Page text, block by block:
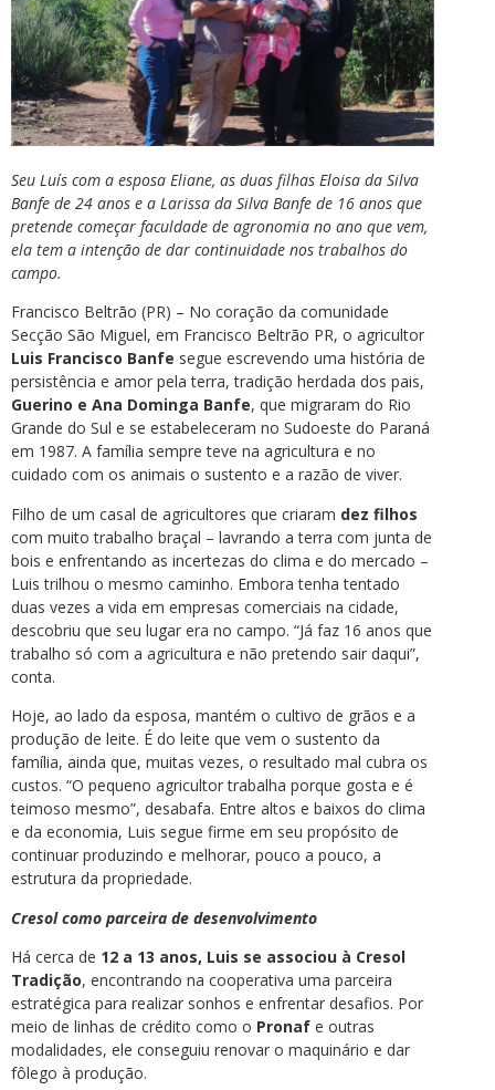
Seu Luís com a esposa Eliane, as duas filhas Eloisa da Silva
Banfe de 24 anos e a Larissa da Silva Banfe de 16 anos que
pretende começar faculdade de agronomia no ano que vem,
ela tem a intenção de dar continuidade nos trabalhos do
campo.
Francisco Beltrão (PR) – No coração da comunidade
Secção São Miguel, em Francisco Beltrão PR, o agricultor
Luis Francisco Banfe segue escrevendo uma história de
persistência e amor pela terra, tradição herdada dos pais,
Guerino e Ana Dominga Banfe, que migraram do Rio
Grande do Sul e se estabeleceram no Sudoeste do Paraná
em 1987. A família sempre teve na agricultura e no
cuidado com os animais o sustento e a razão de viver.
Filho de um casal de agricultores que criaram dez filhos
com muito trabalho braçal – lavrando a terra com junta de
bois e enfrentando as incertezas do clima e do mercado –
Luis trilhou o mesmo caminho. Embora tenha tentado
duas vezes a vida em empresas comerciais na cidade,
descobriu que seu lugar era no campo. “Já faz 16 anos que
trabalho só com a agricultura e não pretendo sair daqui”,
conta.
Hoje, ao lado da esposa, mantém o cultivo de grãos e a
produção de leite. É do leite que vem o sustento da
família, ainda que, muitas vezes, o resultado mal cubra os
custos. “O pequeno agricultor trabalha porque gosta e é
teimoso mesmo”, desabafa. Entre altos e baixos do clima
e da economia, Luis segue firme em seu propósito de
continuar produzindo e melhorar, pouco a pouco, a
estrutura da propriedade.
Cresol como parceira de desenvolvimento
Há cerca de 12 a 13 anos, Luis se associou à Cresol
Tradição, encontrando na cooperativa uma parceira
estratégica para realizar sonhos e enfrentar desafios. Por
meio de linhas de crédito como o Pronaf e outras
modalidades, ele conseguiu renovar o maquinário e dar
fôlego à produção.